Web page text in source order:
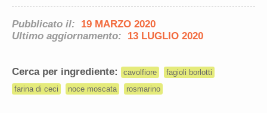
Pubblicato il:
19 MARZO 2020
Ultimo aggiornamento:
13 LUGLIO 2020
Cerca per ingrediente: cavolfiore
fagioli borlotti
farina di ceci
noce moscata rosmarino